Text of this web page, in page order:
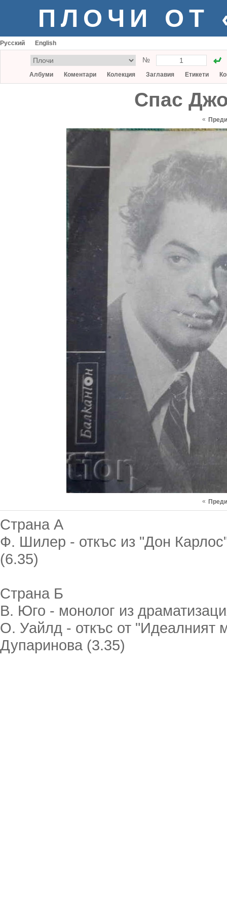
ПЛОЧИ ОТ
Русский English
№
Албуми Коментари Колекция Заглавия Етикети
Спас
«
«
Страна А
Ф. Шилер - откъс из "Дон
(6.35)
Страна Б
В. Юго - монолог из
О. Уайлд - откъс от "Идеалният
Дупаринова (3.35)